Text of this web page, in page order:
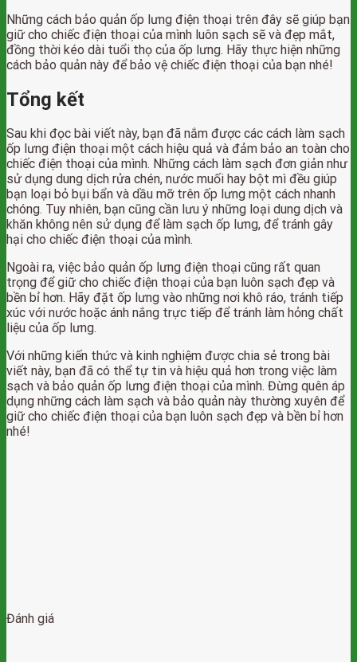
Những cách bảo quản ốp lưng điện thoại trên đây sẽ giúp bạn
giữ cho chiếc điện thoại của mình luôn sạch sẽ và đẹp mắt,
đồng thời kéo dài tuổi thọ của ốp lưng. Hãy thực hiện những
cách bảo quản này để bảo vệ chiếc điện thoại của bạn nhé!
Tổng kết
Sau khi đọc bài viết này, bạn đã nắm được các cách làm sạch
ốp lưng điện thoại một cách hiệu quả và đảm bảo an toàn cho
chiếc điện thoại của mình. Những cách làm sạch đơn giản như
sử dụng dung dịch rửa chén, nước muối hay bột mì đều giúp
bạn loại bỏ bụi bẩn và dầu mỡ trên ốp lưng một cách nhanh
chóng. Tuy nhiên, bạn cũng cần lưu ý những loại dung dịch và
khăn không nên sử dụng để làm sạch ốp lưng, để tránh gây
hại cho chiếc điện thoại của mình.
Ngoài ra, việc bảo quản ốp lưng điện thoại cũng rất quan
trọng để giữ cho chiếc điện thoại của bạn luôn sạch đẹp và
bền bỉ hơn. Hãy đặt ốp lưng vào những nơi khô ráo, tránh tiếp
xúc với nước hoặc ánh nắng trực tiếp để tránh làm hỏng chất
liệu của ốp lưng.
Với những kiến thức và kinh nghiệm được chia sẻ trong bài
viết này, bạn đã có thể tự tin và hiệu quả hơn trong việc làm
sạch và bảo quản ốp lưng điện thoại của mình. Đừng quên áp
dụng những cách làm sạch và bảo quản này thường xuyên để
giữ cho chiếc điện thoại của bạn luôn sạch đẹp và bền bỉ hơn
nhé!
Đánh giá